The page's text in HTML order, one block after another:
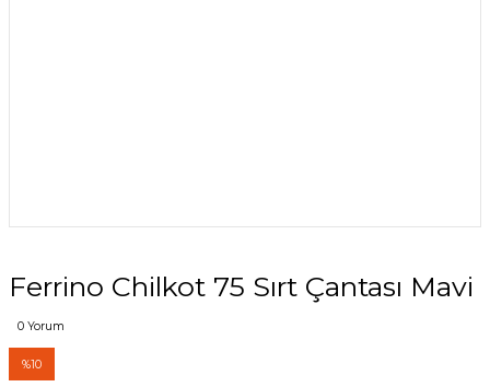
Ferrino Chilkot 75 Sırt Çantası Mavi
0 Yorum
%10